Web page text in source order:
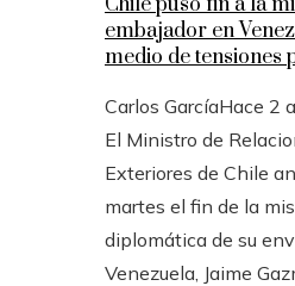
embajador en
medio de tensiones
Carlos GarcíaHace 2
El Ministro de
Exteriores de Chile
martes el fin de la
diplomática de su
Venezuela, Jaime